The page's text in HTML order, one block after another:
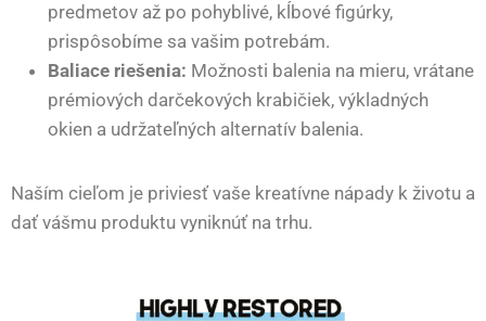
predmetov až po pohyblivé, kĺbové figúrky,
prispôsobíme sa vašim potrebám.
Baliace riešenia: Možnosti balenia na mieru, vrátane
prémiových darčekových krabičiek, výkladných
okien a udržateľných alternatív balenia.
Naším cieľom je priviesť vaše kreatívne nápady k životu a
dať vášmu produktu vyniknúť na trhu.